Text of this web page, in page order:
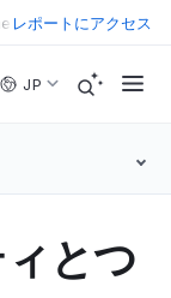
Wave™: XDR
レポートにアクセス
JP
とつ